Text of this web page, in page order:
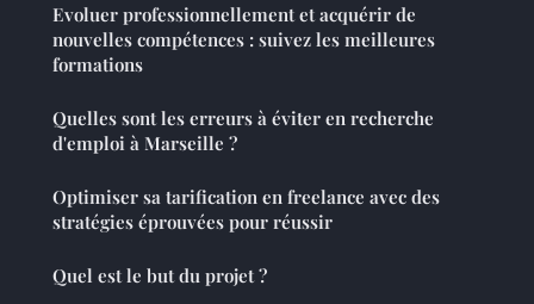
Evoluer professionnellement et acquérir de
nouvelles compétences : suivez les meilleures
formations
Quelles sont les erreurs à éviter en recherche
d'emploi à Marseille ?
Optimiser sa tarification en freelance avec des
stratégies éprouvées pour réussir
Quel est le but du projet ?